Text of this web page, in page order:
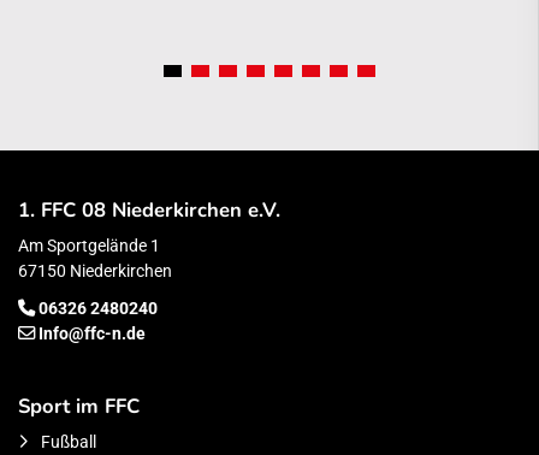
1. FFC 08 Niederkirchen e.V.
Am Sportgelände 1
67150 Niederkirchen
06326 2480240
Info@ffc-n.de
Sport im FFC
Fußball